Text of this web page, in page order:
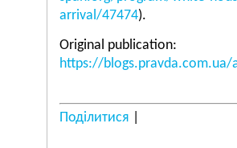
arrival/47474).
Original publication:
https://blogs.pravda.com.ua/
Поділитися